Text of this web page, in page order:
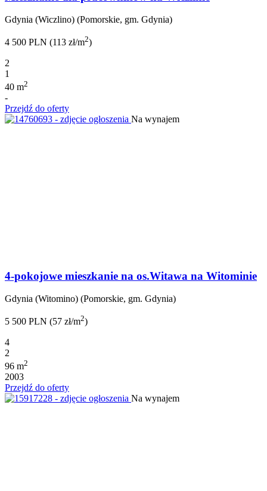
Gdynia (Wiczlino) (Pomorskie, gm. Gdynia)
4 500 PLN (113 zł/m2)
2
1
40 m2
-
Przejdź do oferty
Na wynajem
4-pokojowe mieszkanie na os.Witawa na Witominie
Gdynia (Witomino) (Pomorskie, gm. Gdynia)
5 500 PLN (57 zł/m2)
4
2
96 m2
2003
Przejdź do oferty
Na wynajem